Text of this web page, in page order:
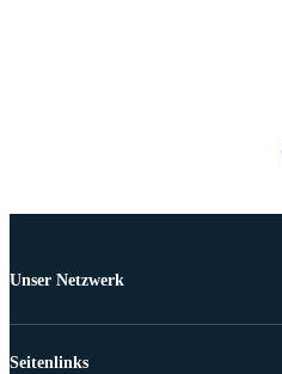
Unser Netzwerk
Seitenlinks